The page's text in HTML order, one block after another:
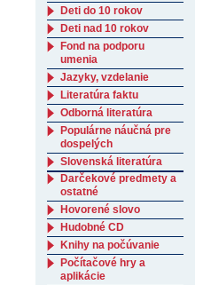
Deti do 10 rokov
Deti nad 10 rokov
Fond na podporu
umenia
Jazyky, vzdelanie
Literatúra faktu
Odborná literatúra
Populárne náučná pre
dospelých
Slovenská literatúra
Darčekové predmety a
ostatné
Hovorené slovo
Hudobné CD
Knihy na počúvanie
Počítačové hry a
aplikácie